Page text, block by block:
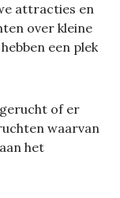
attracties en
over kleine
een plek
of er
waarvan
het